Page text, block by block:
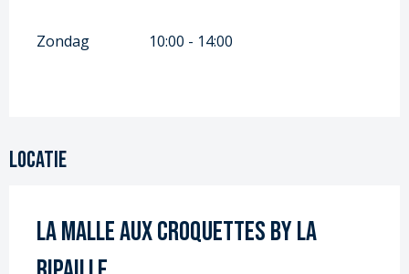
Zondag 10:00 - 14:00
Locatie
La Malle aux Croquettes by La